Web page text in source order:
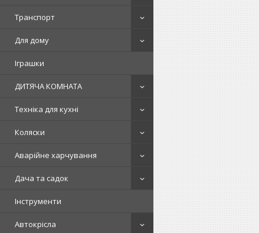
Транспорт
Для дому
Іграшки
ДИТЯЧА КОМНАТА
Техніка для кухні
Коляски
Аварійне харчування
Дача та садок
Інструменти
Автокрісла